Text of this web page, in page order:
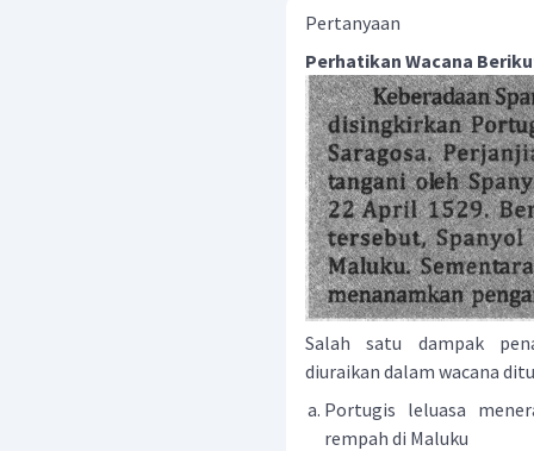
Pertanyaan
Perhatikan Wacana
Salah satu dampak
diuraikan dalam wacana
Portugis leluasa
rempah di Maluku